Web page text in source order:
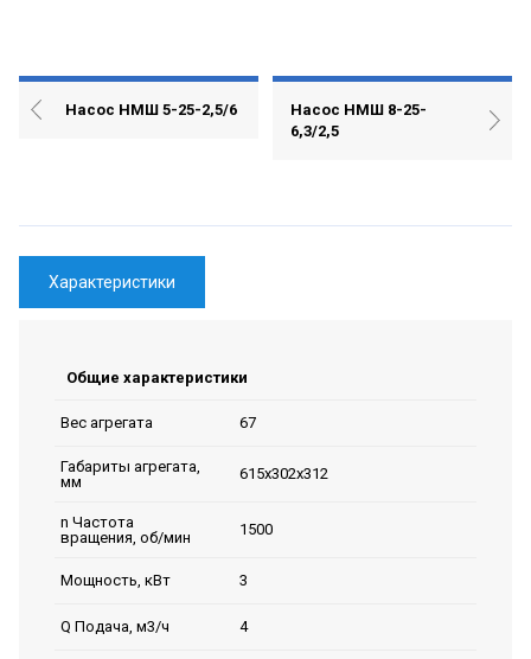
Насос НМШ 5-25-2,5/6
Насос НМШ 8-25-
6,3/2,5
Характеристики
Общие характеристики
Вес агрегата 67
Габариты агрегата,
мм
615х302х312
n Частота
вращения, об/мин
1500
Мощность, кВт 3
Q Подача, м3/ч 4